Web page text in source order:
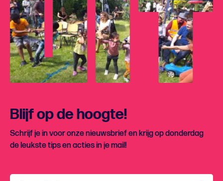
Blijf op de hoogte!
Schrijf je in voor onze nieuwsbrief en krijg op donderdag
de leukste tips en acties in je mail!